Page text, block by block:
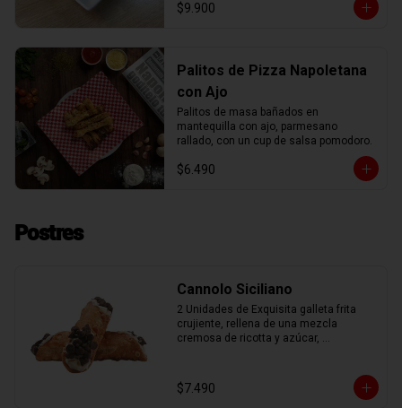
$9.900
Palitos de Pizza Napoletana
con Ajo
Palitos de masa bañados en
mantequilla con ajo, parmesano
rallado, con un cup de salsa pomodoro.
$6.490
Postres
Cannolo Siciliano
2 Unidades de Exquisita galleta frita
crujiente, rellena de una mezcla
cremosa de ricotta y azúcar,
$7.490